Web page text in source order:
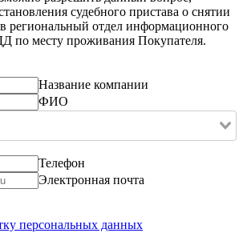
судебного пристава о снятии
региональный отдел информационного
по месту проживания Покупателя.
Название компании
ФИО
Телефон
Электронная почта
персональных данных